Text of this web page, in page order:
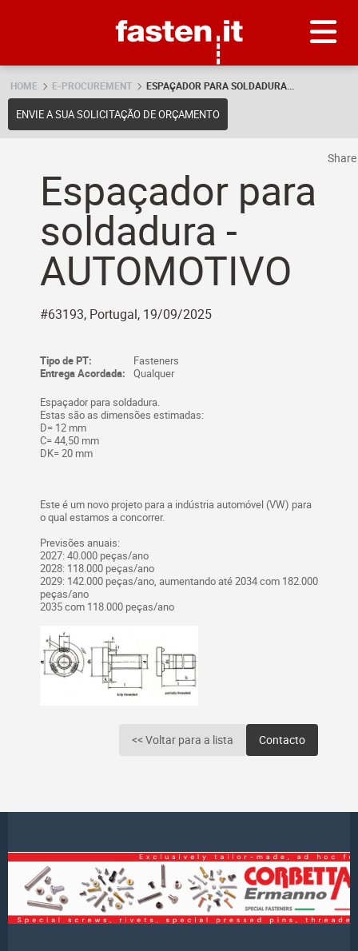
HOME E-PROCUREMENT ESPAÇADOR PARA SOLDADURA...
ENVIE A SUA SOLICITAÇÃO DE ORÇAMENTO
Espaçador para
soldadura -
AUTOMOTIVO
#63193, Portugal, 19/09/2025
Tipo de PT:
Fasteners
Entrega Acordada:
Qualquer
Espaçador para soldadura.
Estas são as dimensões estimadas:
D= 12 mm
C= 44,50 mm
DK= 20 mm
Este é um novo projeto para a indústria automóvel (VW) para
o qual estamos a concorrer.
Previsões anuais:
2027: 40.000 peças/ano
2028: 118.000 peças/ano
2029: 142.000 peças/ano, aumentando até 2034 com 182.000
peças/ano
2035 com 118.000 peças/ano
<< Voltar para a lista Contacto
Share